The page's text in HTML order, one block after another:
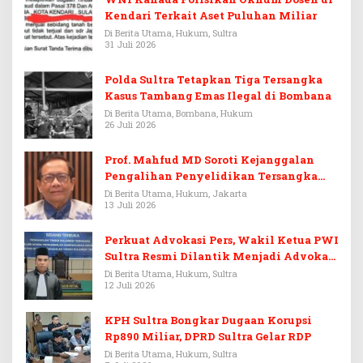
Kendari Terkait Aset Puluhan Miliar
Di Berita Utama, Hukum, Sultra
31 Juli 2026
Polda Sultra Tetapkan Tiga Tersangka
Kasus Tambang Emas Ilegal di Bombana
Di Berita Utama, Bombana, Hukum
26 Juli 2026
Prof. Mahfud MD Soroti Kejanggalan
Pengalihan Penyelidikan Tersangka
Febrie Adriansyah
Di Berita Utama, Hukum, Jakarta
13 Juli 2026
Perkuat Advokasi Pers, Wakil Ketua PWI
Sultra Resmi Dilantik Menjadi Advokat
PERADI
Di Berita Utama, Hukum, Sultra
12 Juli 2026
KPH Sultra Bongkar Dugaan Korupsi
Rp890 Miliar, DPRD Sultra Gelar RDP
Di Berita Utama, Hukum, Sultra